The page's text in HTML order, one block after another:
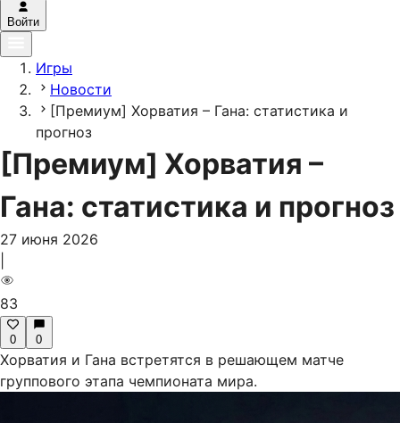
Войти
Игры
Новости
[Премиум] Хорватия – Гана: статистика и
прогноз
[Премиум] Хорватия –
Гана: статистика и прогноз
27 июня 2026
83
0 0
Хорватия и Гана встретятся в решающем матче
группового этапа чемпионата мира.